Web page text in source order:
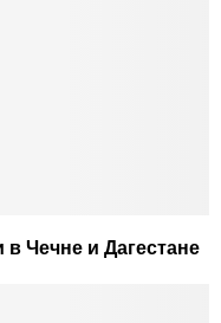
Чечне и Дагестане